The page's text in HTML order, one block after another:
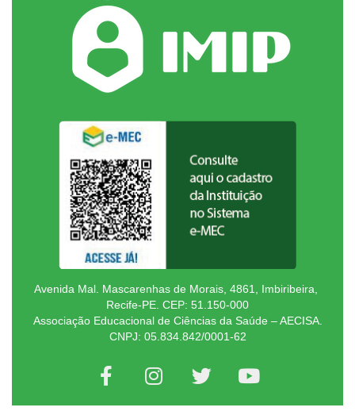
Avenida Mal. Mascarenhas de Morais, 4861, Imbiribeira,
Recife-PE. CEP: 51.150-000
Associação Educacional de Ciências da Saúde – AECISA.
CNPJ: 05.834.842/0001-62